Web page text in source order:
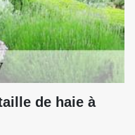
de haie à